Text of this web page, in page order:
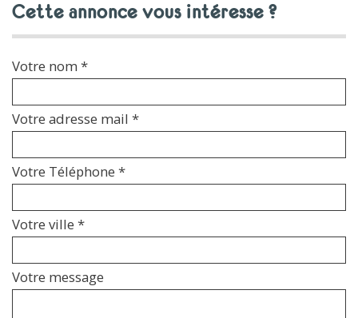
cette annonce vous intéresse ?
Votre nom *
Votre adresse mail *
Votre Téléphone *
Votre ville *
Votre message